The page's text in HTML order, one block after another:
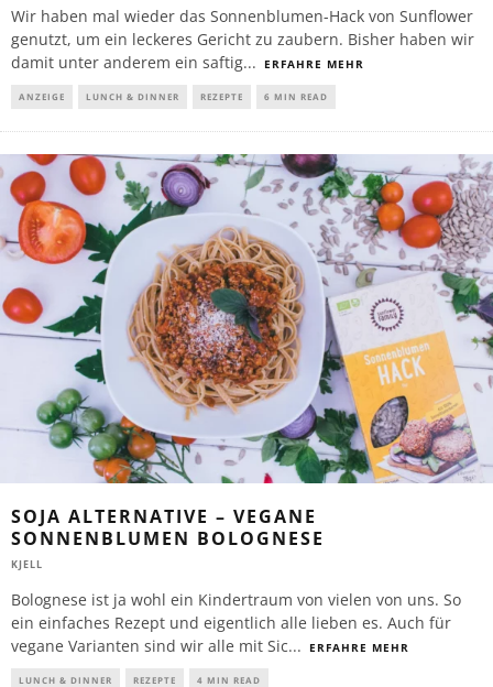
Wir haben mal wieder das Sonnenblumen-Hack von Sunflower
genutzt, um ein leckeres Gericht zu zaubern. Bisher haben wir
damit unter anderem ein saftig... ERFAHRE MEHR
ANZEIGE LUNCH & DINNER REZEPTE 6 MIN READ
SOJA ALTERNATIVE – VEGANE
SONNENBLUMEN BOLOGNESE
KJELL
Bolognese ist ja wohl ein Kindertraum von vielen von uns. So
ein einfaches Rezept und eigentlich alle lieben es. Auch für
vegane Varianten sind wir alle mit Sic... ERFAHRE MEHR
LUNCH & DINNER REZEPTE 4 MIN READ